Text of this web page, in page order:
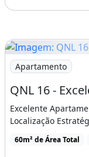
Imagem: QNL 16
Apartamento
Excelente
Localização
60m² de Área Total